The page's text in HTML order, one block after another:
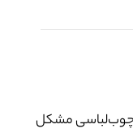
چوب‌لباسی مشکل